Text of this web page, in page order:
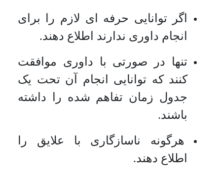
اگر توانایی حرفه ای لازم را برای
انجام داوری ندارند اطلاع دهند.
تنها در صورتی با داوری موافقت
کنند که توانایی انجام آن تحت یک
جدول زمان تفاهم شده را داشته
باشند.
هرگونه ناسازگاری با علایق را
اطلاع دهند.